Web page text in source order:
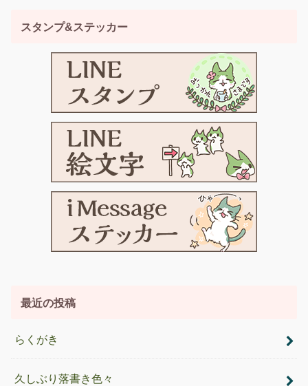
スタンプ&ステッカー
最近の投稿
らくがき
久しぶり落書き色々